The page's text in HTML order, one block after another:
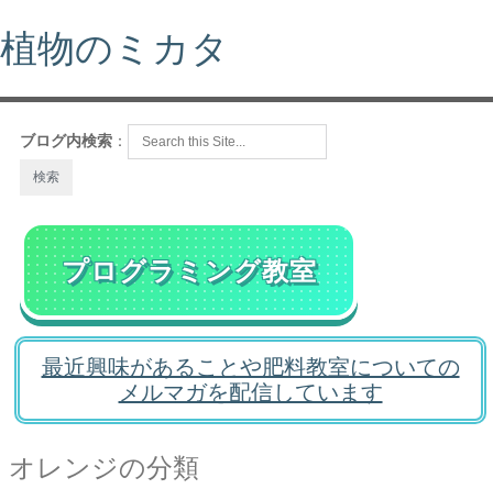
植物のミカタ
ブログ内検索 ：
プログラミング教室
最近興味があることや肥料教室についての
メルマガを配信しています
オレンジの分類